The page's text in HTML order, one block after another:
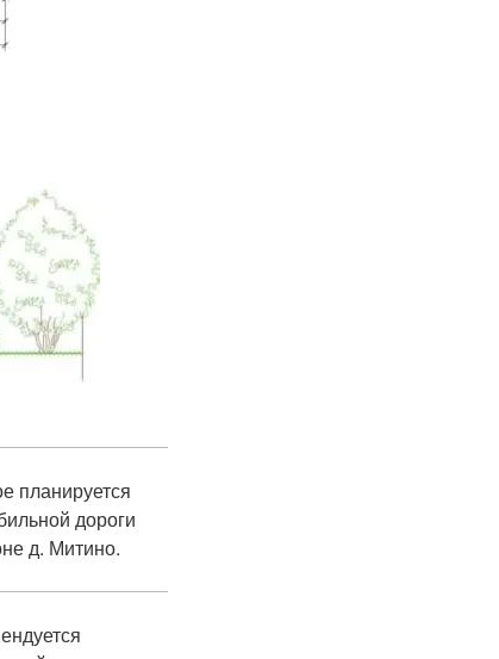
планируется
дороги
д. Митино.